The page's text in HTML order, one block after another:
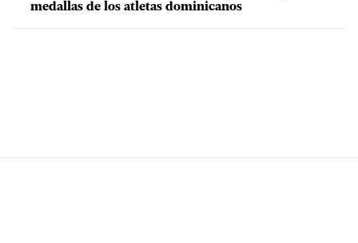
medallas de los atletas dominicanos